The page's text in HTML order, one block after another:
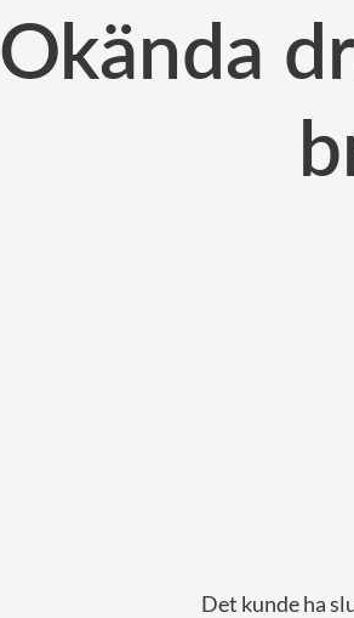
Okända
Det kunde ha